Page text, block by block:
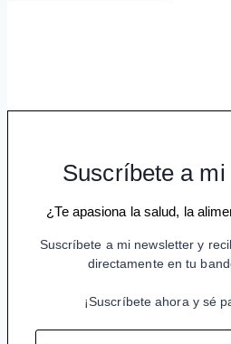
Suscríbete a
¿Te apasiona la salud, la
Suscríbete a mi newsletter y
directamente en tu
¡Suscríbete ahora y sé